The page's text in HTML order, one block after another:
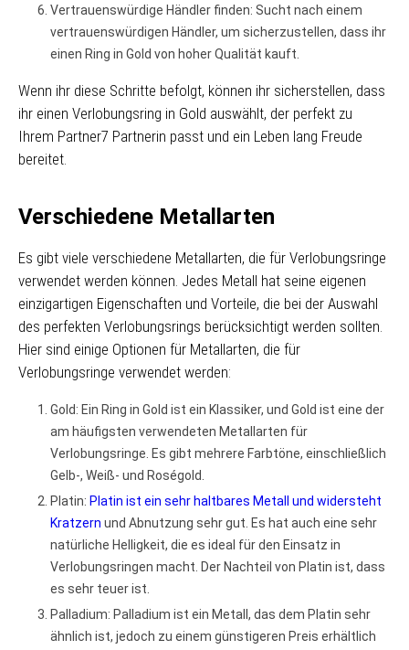
Vertrauenswürdige Händler finden: Sucht nach einem
vertrauenswürdigen Händler, um sicherzustellen, dass ihr
einen Ring in Gold von hoher Qualität kauft.
Wenn ihr diese Schritte befolgt, können ihr sicherstellen, dass
ihr einen Verlobungsring in Gold auswählt, der perfekt zu
Ihrem Partner7 Partnerin passt und ein Leben lang Freude
bereitet.
Verschiedene Metallarten
Es gibt viele verschiedene Metallarten, die für Verlobungsringe
verwendet werden können. Jedes Metall hat seine eigenen
einzigartigen Eigenschaften und Vorteile, die bei der Auswahl
des perfekten Verlobungsrings berücksichtigt werden sollten.
Hier sind einige Optionen für Metallarten, die für
Verlobungsringe verwendet werden:
Gold: Ein Ring in Gold ist ein Klassiker, und Gold ist eine der
am häufigsten verwendeten Metallarten für
Verlobungsringe. Es gibt mehrere Farbtöne, einschließlich
Gelb-, Weiß- und Roségold.
Platin: Platin ist ein sehr haltbares Metall und widersteht
Kratzern und Abnutzung sehr gut. Es hat auch eine sehr
natürliche Helligkeit, die es ideal für den Einsatz in
Verlobungsringen macht. Der Nachteil von Platin ist, dass
es sehr teuer ist.
Palladium: Palladium ist ein Metall, das dem Platin sehr
ähnlich ist, jedoch zu einem günstigeren Preis erhältlich